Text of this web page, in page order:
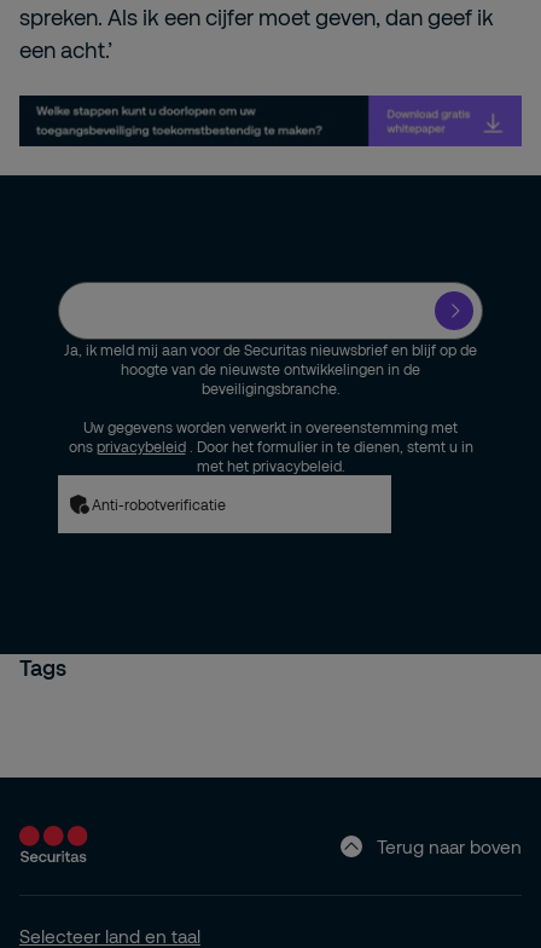
spreken. Als ik een cijfer moet geven, dan geef ik
een acht.’
Ja, ik meld mij aan voor de Securitas nieuwsbrief en blijf op de
hoogte van de nieuwste ontwikkelingen in de
beveiligingsbranche.
Uw gegevens worden verwerkt in overeenstemming met
ons privacybeleid
. Door het formulier in te dienen, stemt u in
met het privacybeleid.
Anti-robotverificatie
Tags
Terug naar boven
Selecteer land en taal